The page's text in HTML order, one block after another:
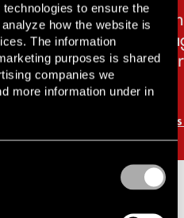
to ensure the
how the website is
The information
purposes is shared
companies we
more information under in
till Dicot
om